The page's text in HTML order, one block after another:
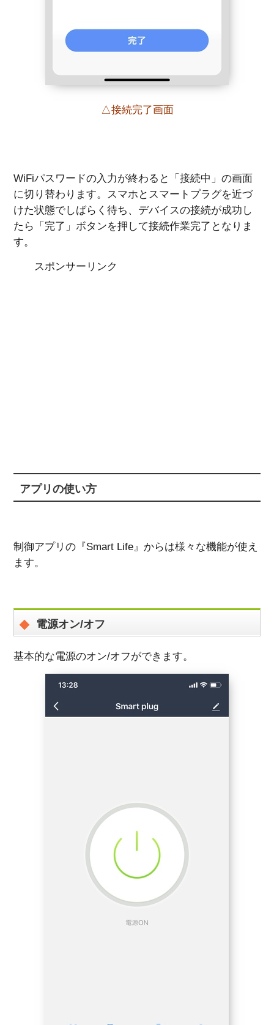
△接続完了画面
WiFiパスワードの入力が終わると「接続中」の画面
に切り替わります。スマホとスマートプラグを近づ
けた状態でしばらく待ち、デバイスの接続が成功し
たら「完了」ボタンを押して接続作業完了となりま
す。
スポンサーリンク
アプリの使い方
制御アプリの『Smart Life』からは様々な機能が使え
ます。
電源オン/オフ
基本的な電源のオン/オフができます。